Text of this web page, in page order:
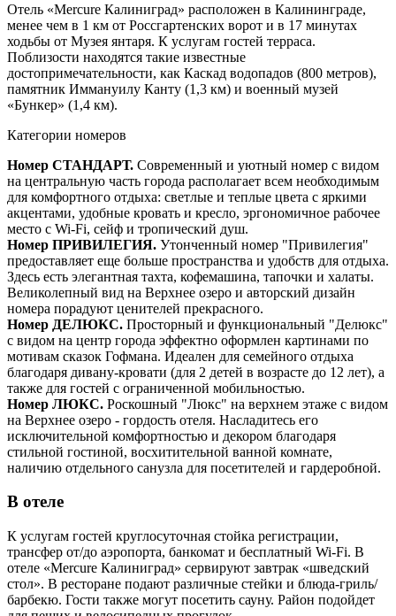
Отель «Mercure Калиниград» расположен в Калининграде,
менее чем в 1 км от Россгартенских ворот и в 17 минутах
ходьбы от Музея янтаря. К услугам гостей терраса.
Поблизости находятся такие известные
достопримечательности, как Каскад водопадов (800 метров),
памятник Иммануилу Канту (1,3 км) и военный музей
«Бункер» (1,4 км).
Категории номеров
Номер СТАНДАРТ. Современный и уютный номер с видом
на центральную часть города располагает всем необходимым
для комфортного отдыха: светлые и теплые цвета с яркими
акцентами, удобные кровать и кресло, эргономичное рабочее
место с Wi-Fi, сейф и тропический душ.
Номер ПРИВИЛЕГИЯ. Утонченный номер "Привилегия"
предоставляет еще больше пространства и удобств для отдыха.
Здесь есть элегантная тахта, кофемашина, тапочки и халаты.
Великолепный вид на Верхнее озеро и авторский дизайн
номера порадуют ценителей прекрасного.
Номер ДЕЛЮКС. Просторный и функциональный "Делюкс"
с видом на центр города эффектно оформлен картинами по
мотивам сказок Гофмана. Идеален для семейного отдыха
благодаря дивану-кровати (для 2 детей в возрасте до 12 лет), а
также для гостей с ограниченной мобильностью.
Номер ЛЮКС. Роскошный "Люкс" на верхнем этаже с видом
на Верхнее озеро - гордость отеля. Насладитесь его
исключительной комфортностью и декором благодаря
стильной гостиной, восхитительной ванной комнате,
наличию отдельного санузла для посетителей и гардеробной.
В отеле
К услугам гостей круглосуточная стойка регистрации,
трансфер от/до аэропорта, банкомат и бесплатный Wi-Fi. В
отеле «Mercure Калиниград» сервируют завтрак «шведский
стол». В ресторане подают различные стейки и блюда-гриль/
барбекю. Гости также могут посетить сауну. Район подойдет